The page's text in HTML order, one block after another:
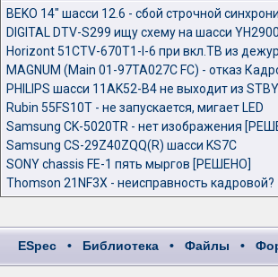
BEKO 14" шасси 12.6 - сбой строчной
DIGITAL DTV-S299 ищу схему на шасси
Horizont 51CTV-670T1-I-6 при вкл.ТВ из
MAGNUM (Main 01-97TA027C FC) - отказ
PHILIPS шасси 11AK52-B4 не выходит из STBY
Rubin 55FS10T - не запускается, мигает LED
Samsung CK-5020TR - нет изображения
Samsung CS-29Z40ZQQ(R) шасси KS7C
SONY chassis FE-1 пять мыргов [РЕШЕНО]
Thomson 21NF3X - неисправность кадровой?
ESpec • Библиотека • Файлы •